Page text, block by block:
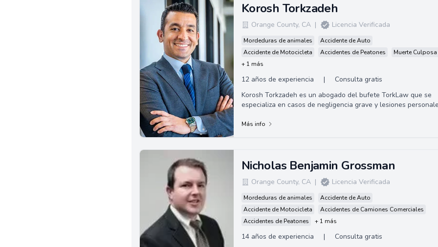
Korosh Torkzadeh
Orange County, CA | Licencia Verificada
Mordeduras de animales
Accidente de Auto
Accidente de Motocicleta
Accidentes de Peatones
Muerte Culposa
+ 1 más
12 años de experiencia |
Consulta gratis
Korosh Torkzadeh es un abogado del bufete TorkLaw que se
especializa en casos de negligencia grave y lesiones
Más info
Nicholas Benjamin Grossman
Orange County, CA | Licencia Verificada
Mordeduras de animales
Accidente de Auto
Accidente de Motocicleta
Accidentes de Camiones Comerciales
Accidentes de Peatones
+ 1 más
14 años de experiencia |
Consulta gratis